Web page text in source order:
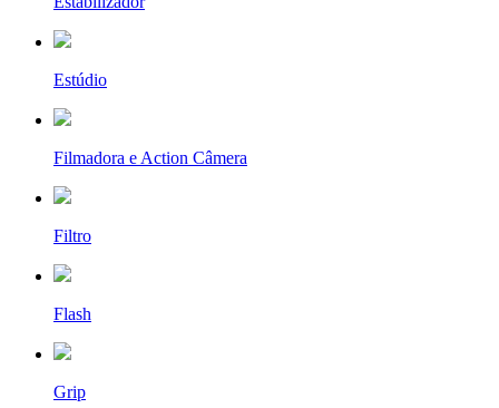
Estúdio
Filmadora e Action Câmera
Filtro
Flash
Grip